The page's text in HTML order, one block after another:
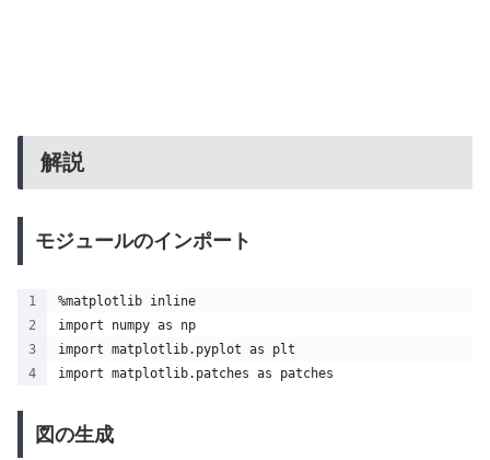
解説
モジュールのインポート
%matplotlib inline
import numpy as np
import matplotlib.pyplot as plt
import matplotlib.patches as patches
図の生成